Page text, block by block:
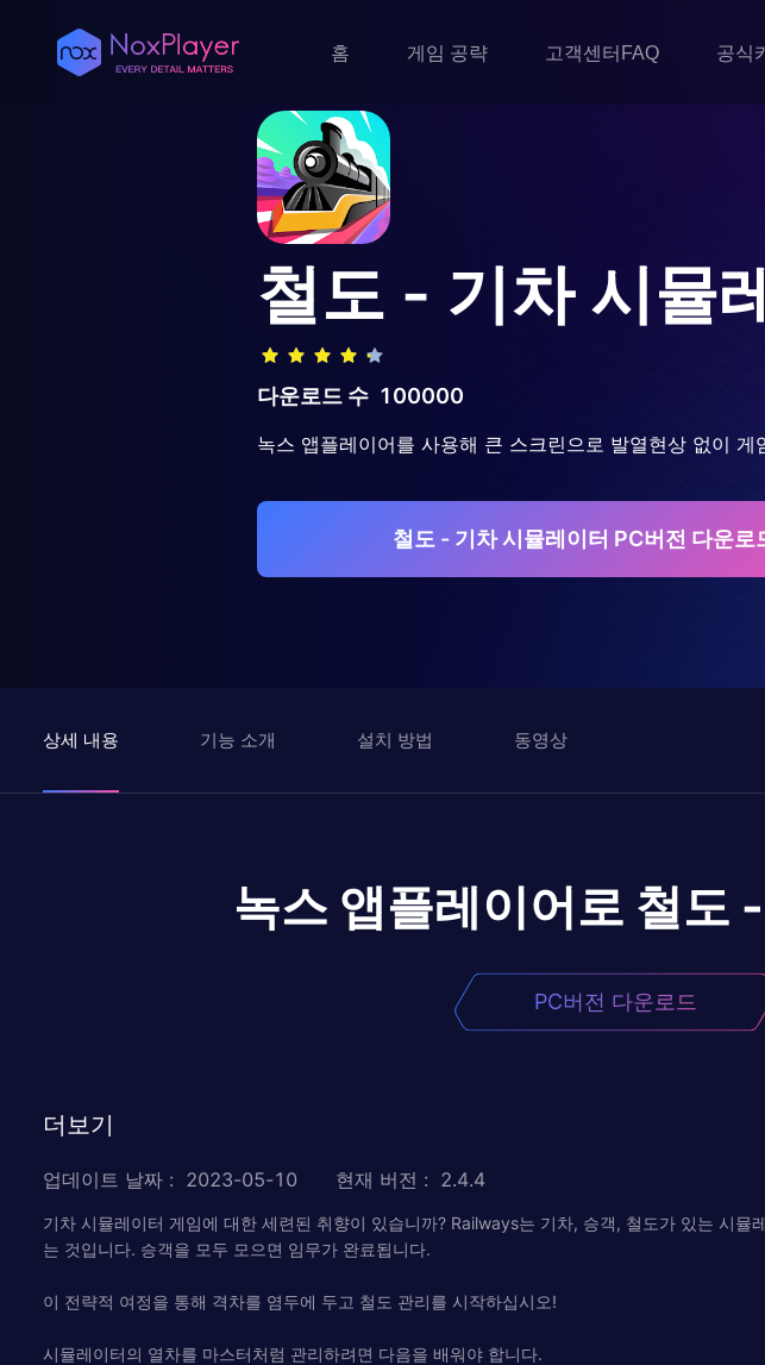
홈 게임 공략 고객센터FAQ 공식
철도 - 기차 시뮬
다운로드 수 100000
녹스 앱플레이어를 사용해 큰 스크린으로 발열현상 없이 게
철도 - 기차 시뮬레이터 PC버전 다운로
상세 내용 기능 소개 설치 방법 동영상
녹스 앱플레이어로 철도
PC버전 다운로드
더보기
업데이트 날짜 : 2023-05-10 현재 버전 : 2.4.4
기차 시뮬레이터 게임에 대한 세련된 취향이 있습니까? Railways는 기차, 승객, 철도가 있는 시
는 것입니다. 승객을 모두 모으면 임무가 완료됩니다.
이 전략적 여정을 통해 격차를 염두에 두고 철도 관리를 시작하십시오!
시뮬레이터의 열차를 마스터처럼 관리하려면 다음을 배워야 합니다.